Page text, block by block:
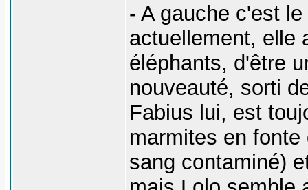
- A gauche c'est
actuellement, elle
éléphants, d'être
nouveauté, sorti
Fabius lui, est
marmites en
sang contaminé)